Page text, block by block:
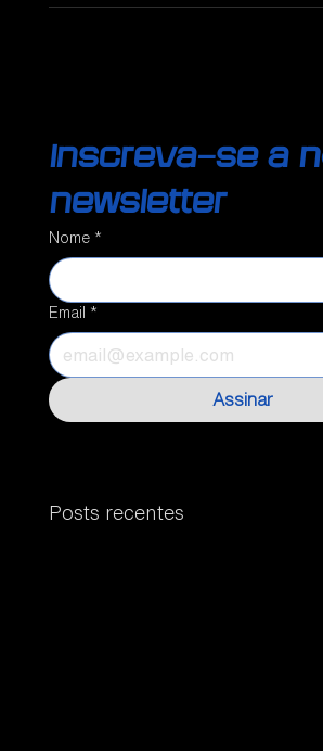
Inscreva-se a
newsletter
Nome *
Email *
Assinar
Posts recentes